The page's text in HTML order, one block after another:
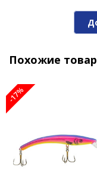
-17%
Похожие
-17%